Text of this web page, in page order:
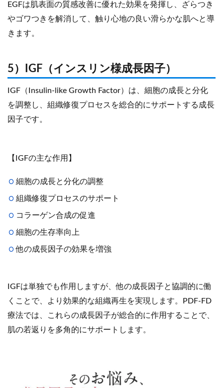
EGFは肌表面の質感改善に優れた効果を発揮し、ざらつき
やゴワつきを解消して、触り心地の良い滑らかな肌へと導
きます。
5）IGF（インスリン様成長因子）
IGF（Insulin-like Growth Factor）は、細胞の成長と分化
を調整し、組織修復プロセスを総合的にサポートする成長
因子です。
【IGFの主な作用】
細胞の成長と分化の調整
組織修復プロセスのサポート
コラーゲン合成の促進
細胞の生存率向上
他の成長因子の効果を増強
IGFは単独でも作用しますが、他の成長因子と協調的に働
くことで、より効果的な組織再生を実現します。PDF-FD
療法では、これらの成長因子が総合的に作用することで、
肌の若返りを多角的にサポートします。